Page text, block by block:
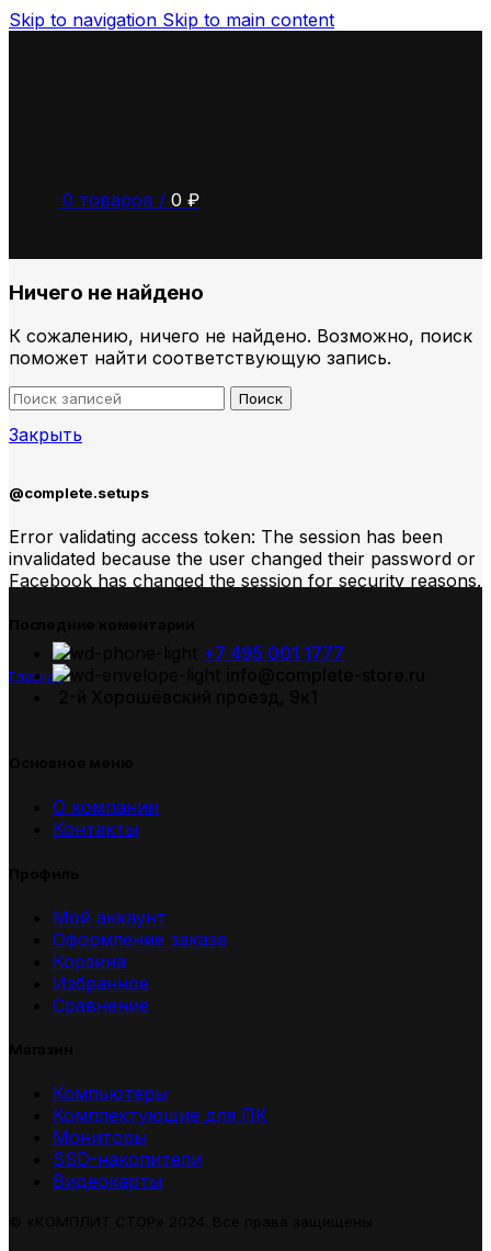
Skip to navigation Skip to main content
0 товаров / 0 ₽
Ничего не найдено
К сожалению, ничего не найдено. Возможно, поиск
поможет найти соответствующую запись.
Поиск
Закрыть
@complete.setups
Error validating access token: The session has been
invalidated because the user changed their password or
Facebook has changed the session for security reasons.
Главная
+7 495 001 1777
О компании
Контакты
Мой аккаунт
Оформление заказа
Корзина
Избранное
Сравнение
Компьютеры
Комплектующие для ПК
Мониторы
SSD-накопители
Видеокарты